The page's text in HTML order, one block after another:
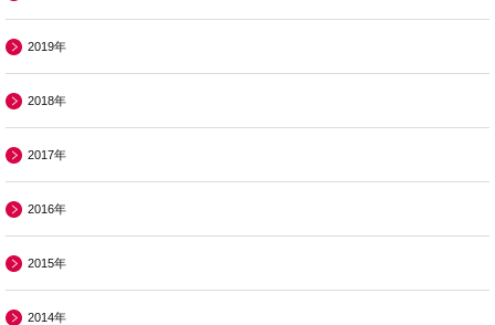
2019年
2018年
2017年
2016年
2015年
2014年